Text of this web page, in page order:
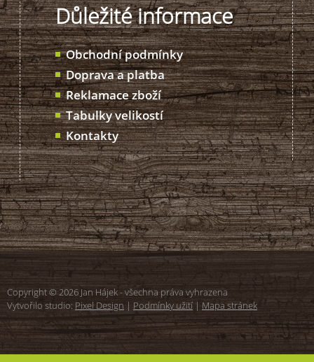
Důležité informace
Obchodní podmínky
Doprava a platba
Reklamace zboží
Tabulky velikostí
Kontakty
Copyright © 2026 Jan Hájek - všechna práva vyhrazena
Vytvořilo studio: Pixel Design | Podmínky užití | Mapa stránek